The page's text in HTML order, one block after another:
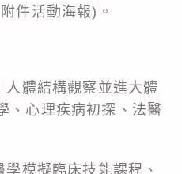
件活動海報)。
體結構觀察並進大體
、心理疾病初探、法醫
模擬臨床技能課程、